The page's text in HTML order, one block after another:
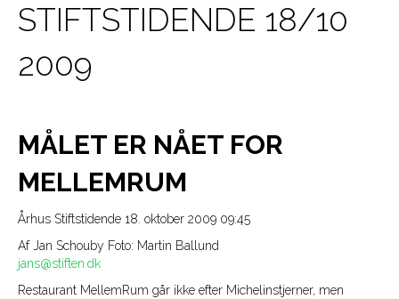
e
o
o
k
t
g
a
m
STIFTSTIDENDE 18/10
2009
MÅLET ER NÅET FOR
MELLEMRUM
Århus Stiftstidende 18. oktober 2009 09:45
Af Jan Schouby Foto: Martin Ballund
jans@stiften.dk
Restaurant MellemRum går ikke efter Michelinstjerner, men